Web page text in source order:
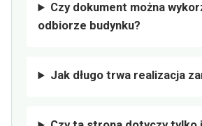
Czy dokument można
odbiorze budynku?
Jak długo trwa realizacja